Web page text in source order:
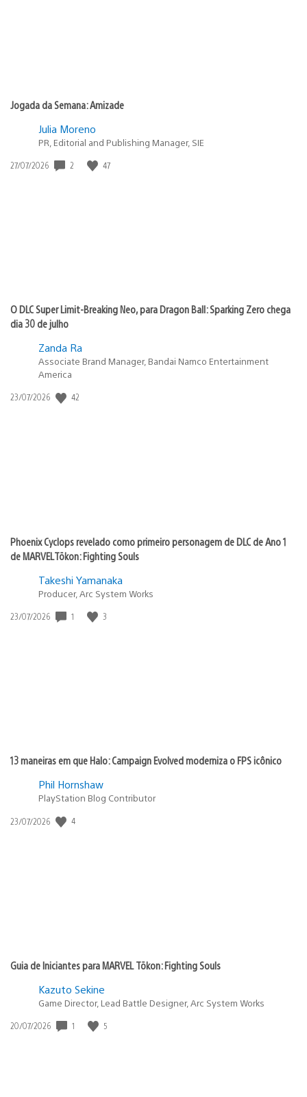
Jogada da Semana: Amizade
Julia Moreno
PR, Editorial and Publishing Manager, SIE
Data
27/07/2026 2 47
O DLC Super Limit-Breaking Neo, para Dragon Ball: Sparking Zero chega
dia 30 de julho
Zanda Ra
Associate Brand Manager, Bandai Namco Entertainment
America
Data
23/07/2026 42
Phoenix Cyclops revelado como primeiro personagem de DLC de Ano 1
de MARVEL Tōkon: Fighting Souls
Takeshi Yamanaka
Producer, Arc System Works
Data
23/07/2026 1 3
13 maneiras em que Halo: Campaign Evolved moderniza o FPS icônico
Phil Hornshaw
PlayStation Blog Contributor
Data
23/07/2026 4
Guia de Iniciantes para MARVEL Tōkon: Fighting Souls
Kazuto Sekine
Game Director, Lead Battle Designer, Arc System Works
Data
20/07/2026 1 5